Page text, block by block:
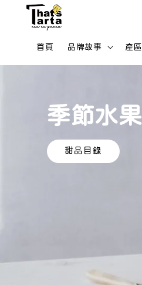
首頁 品牌故事 產
季節水
甜品目錄